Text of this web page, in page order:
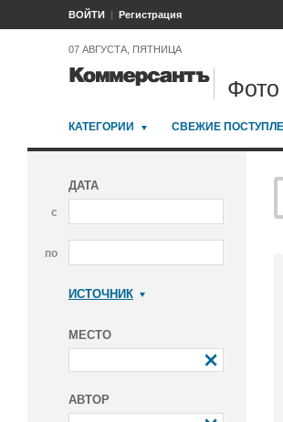
ВОЙТИ Регистрация
07 АВГУСТА, ПЯТНИЦА
Фото
КАТЕГОРИИ СВЕЖИЕ
ДАТА
с
по
ИСТОЧНИК
МЕСТО
АВТОР